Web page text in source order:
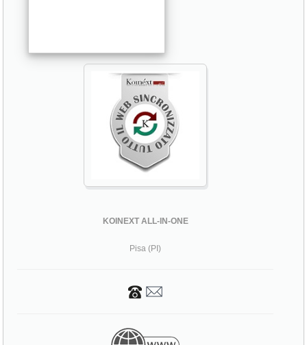
KOINEXT ALL-IN-ONE
Pisa (PI)